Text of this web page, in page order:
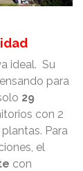
ideal. Su
para
29
con 2
Para
el
con